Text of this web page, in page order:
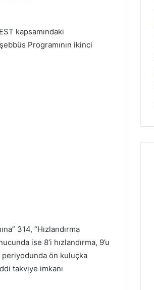
kapsamındaki
Programının ikinci
314, “Hızlandırma
ise 8’i hızlandırma, 9’u
periyodunda ön kuluçka
takviye imkanı